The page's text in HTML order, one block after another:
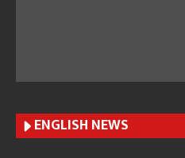
ENGLISH NEWS